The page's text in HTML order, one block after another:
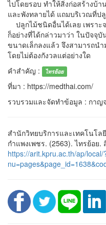
ไปโดยรอบ ทำให้สิ่งก่อสร้างบ้า
และพังทลายได้ แถมบริเวณที่ป
ปลูกไม้ชนิดอื่นได้เลย เพราะ
ก็อย่างที่ได้กล่าวมาว่า ในปัจจุ
ขนาดเล็กลงแล้ว จึงสามารถน
โดยไม่ต้องกังวลแต่อย่างใด
คำสำคัญ :
ไทรย้อย
ที่มา : https://medthai.com/
รวบรวมและจัดทำข้อมูล : กาญ
สำนักวิทยบริการและเทคโนโ
กำแพงเพชร. (2563). ไทรย้อย
https://arit.kpru.ac.th/ap/local/